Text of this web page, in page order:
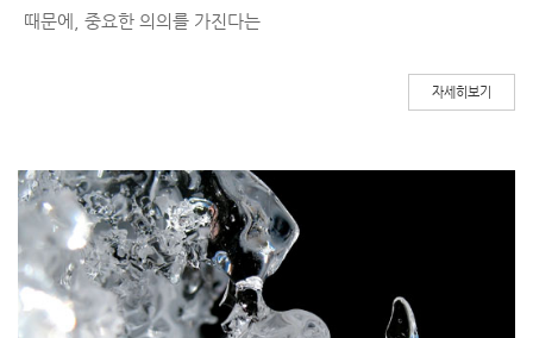
때문에, 중요한 의의를 가진다는
자세히보기